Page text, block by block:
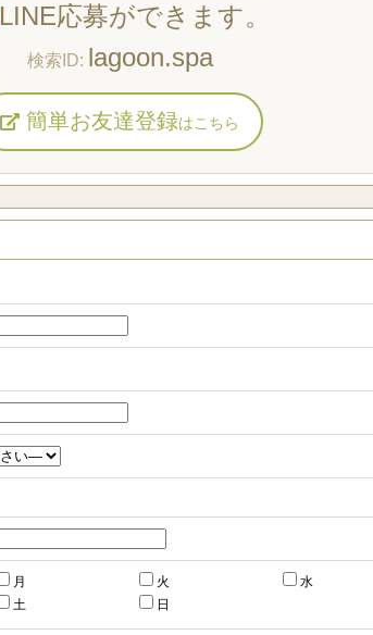
LINE応募ができます。
lagoon.spa
簡単お友達登録はこちら
月 火
水
土 日